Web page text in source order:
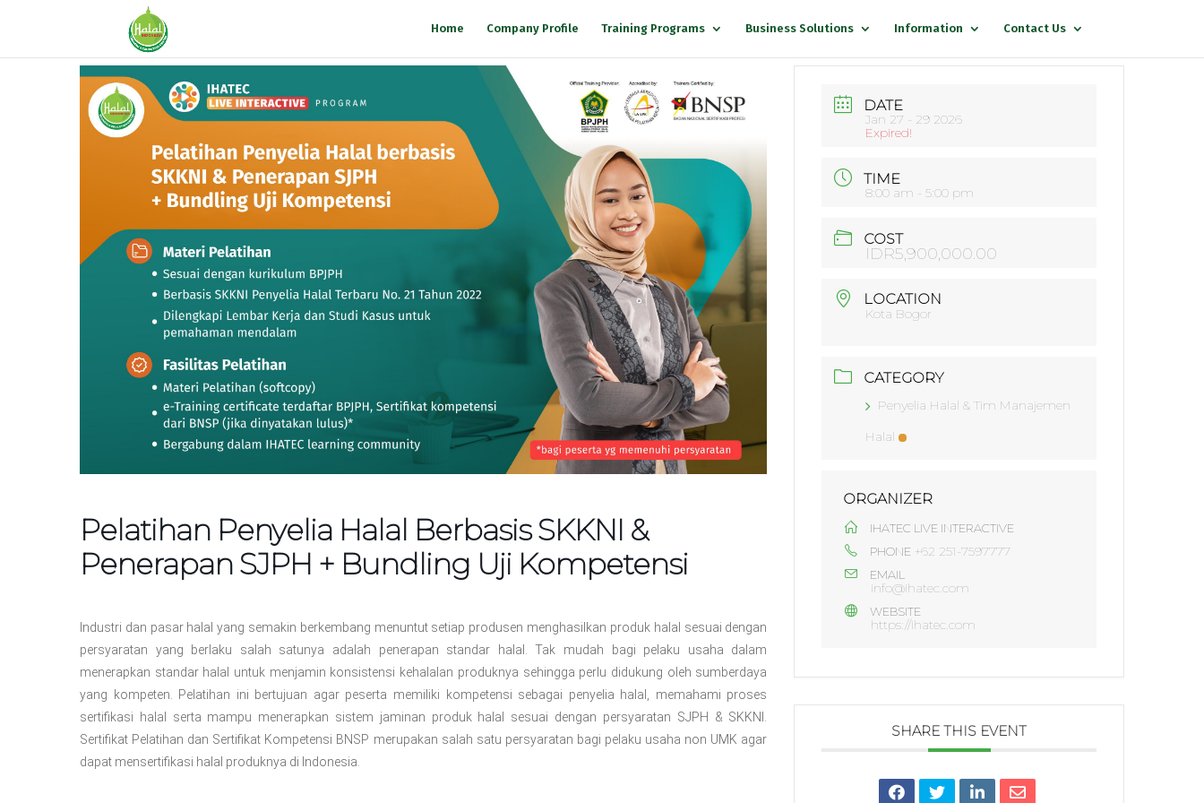
Home Company Profile Training Programs Business Solutions Information Contact Us
Pelatihan Penyelia Halal Berbasis SKKNI &
Penerapan SJPH + Bundling Uji Kompetensi
Industri dan pasar halal yang semakin berkembang menuntut setiap produsen menghasilkan produk halal sesuai dengan
persyaratan yang berlaku salah satunya adalah penerapan standar halal. Tak mudah bagi pelaku usaha dalam
menerapkan standar halal untuk menjamin konsistensi kehalalan produknya sehingga perlu didukung oleh sumberdaya
yang kompeten. Pelatihan ini bertujuan agar peserta memiliki kompetensi sebagai penyelia halal, memahami proses
sertifikasi halal serta mampu menerapkan sistem jaminan produk halal sesuai dengan persyaratan SJPH & SKKNI.
Sertifikat Pelatihan dan Sertifikat Kompetensi BNSP merupakan salah satu persyaratan bagi pelaku usaha non UMK agar
dapat mensertifikasi halal produknya di Indonesia.
DATE
Jan 27 - 29 2026
Expired!
TIME
8:00 am - 5:00 pm
COST
IDR5,900,000.00
LOCATION
Kota Bogor
CATEGORY
Penyelia Halal & Tim Manajemen
Halal
ORGANIZER
IHATEC LIVE INTERACTIVE
PHONE +62 251-7597777
EMAIL
info@ihatec.com
WEBSITE
https://ihatec.com
SHARE THIS EVENT